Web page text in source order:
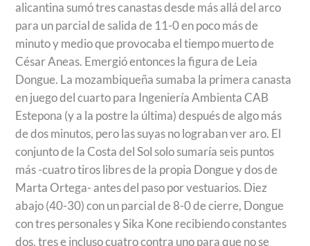
alicantina sumó tres canastas desde más allá del arco
para un parcial de salida de 11-0 en poco más de
minuto y medio que provocaba el tiempo muerto de
César Aneas. Emergió entonces la figura de Leia
Dongue. La mozambiqueña sumaba la primera canasta
en juego del cuarto para Ingeniería Ambienta CAB
Estepona (y a la postre la última) después de algo más
de dos minutos, pero las suyas no lograban ver aro. El
conjunto de la Costa del Sol solo sumaría seis puntos
más -cuatro tiros libres de la propia Dongue y dos de
Marta Ortega- antes del paso por vestuarios. Diez
abajo (40-30) con un parcial de 8-0 de cierre, Dongue
con tres personales y Sika Kone recibiendo constantes
dos, tres e incluso cuatro contra uno para que no se